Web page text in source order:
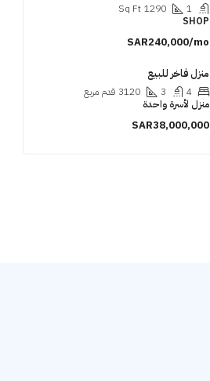
1
1290
Sq Ft
SHOP
SAR240,000/mo
منزل فاخر للبيع
4
3
3120 قدم مربع
منزل لأسرة واحدة
SAR38,000,000